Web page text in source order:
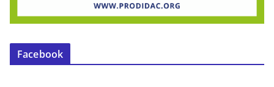
Facebook